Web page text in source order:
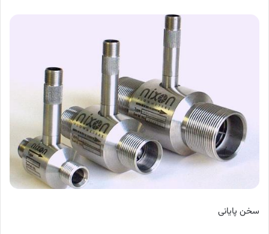
سخن پایانی